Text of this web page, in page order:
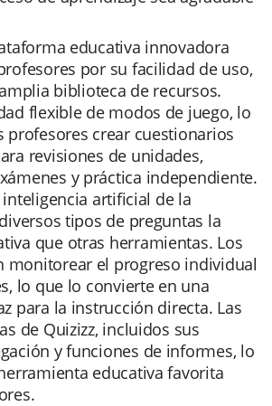
educativa innovadora
por su facilidad de uso,
biblioteca de recursos.
flexible de modos de juego, lo
profesores crear cuestionarios
revisiones de unidades,
y práctica independiente.
artificial de la
tipos de preguntas la
que otras herramientas. Los
monitorear el progreso individual
lo que lo convierte en una
para la instrucción directa. Las
de Quizizz, incluidos sus
y funciones de informes, lo
educativa favorita